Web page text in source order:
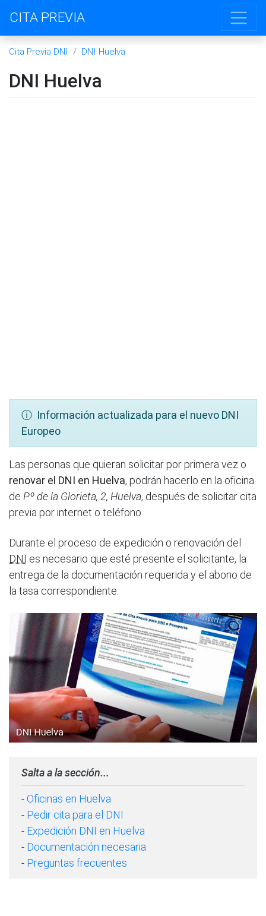
CITA PREVIA
Cita Previa DNI DNI Huelva
DNI Huelva
ⓘ Información actualizada para el nuevo DNI
Europeo
Las personas que quieran solicitar por primera vez o
renovar el DNI en Huelva, podrán hacerlo en la oficina
de Pº de la Glorieta, 2, Huelva, después de solicitar cita
previa por internet o teléfono.
Durante el proceso de expedición o renovación del
DNI es necesario que esté presente el solicitante, la
entrega de la documentación requerida y el abono de
la tasa correspondiente.
Salta a la sección...
-Oficinas en Huelva
- Pedir cita para el DNI
- Expedición DNI en Huelva
- Documentación necesaria
- Preguntas frecuentes